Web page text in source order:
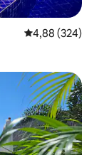
Note
4,88 (324)